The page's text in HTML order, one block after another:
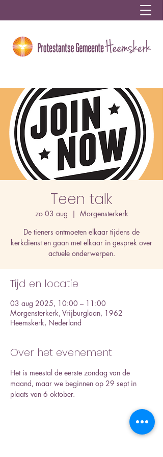
Teen talk
zo 03 aug
  |
Morgensterkerk
De tieners ontmoeten elkaar tijdens de
kerkdienst en gaan met elkaar in gesprek over
actuele onderwerpen.
Tijd en locatie
03 aug 2025, 10:00 – 11:00
Morgensterkerk, Vrijburglaan, 1962
Heemskerk, Nederland
Over het evenement
Het is meestal de eerste zondag van de
maand, maar we beginnen op 29 sept in
plaats van 6 oktober.